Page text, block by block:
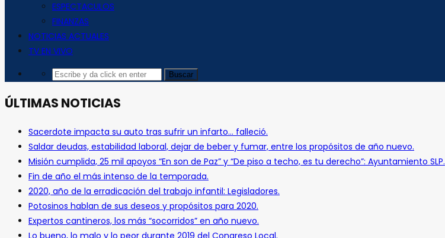
ESPECTACULOS
FINANZAS
NOTICIAS ACTUALES
TV EN VIVO
ÚLTIMAS NOTICIAS
Sacerdote impacta su auto tras sufrir un infarto… falleció.
Saldar deudas, estabilidad laboral, dejar de beber y fumar, entre los propósitos de año nuevo.
Misión cumplida, 25 mil apoyos “En son de Paz” y “De piso a techo, es tu derecho”: Ayuntamiento SLP.
Fin de año el más intenso de la temporada.
2020, año de la erradicación del trabajo infantil: Legisladores.
Potosinos hablan de sus deseos y propósitos para 2020.
Expertos cantineros, los más “socorridos” en año nuevo.
Lo bueno, lo malo y lo peor durante 2019 del Congreso Local.